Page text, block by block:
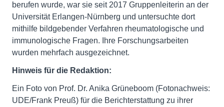
berufen wurde, war sie seit 2017 Gruppenleiterin an der
Universität Erlangen-Nürnberg und untersuchte dort
mithilfe bildgebender Verfahren rheumatologische und
immunologische Fragen. Ihre Forschungsarbeiten
wurden mehrfach ausgezeichnet.
Hinweis für die Redaktion:
Ein Foto von Prof. Dr. Anika Grüneboom (Fotonachweis:
UDE/Frank Preuß) für die Berichterstattung zu ihrer